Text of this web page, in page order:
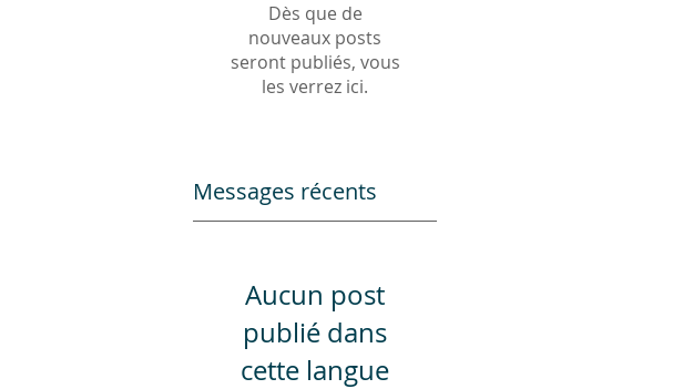
Dès que de
nouveaux posts
seront publiés, vous
les verrez ici.
Messages récents
Aucun post
publié dans
cette langue